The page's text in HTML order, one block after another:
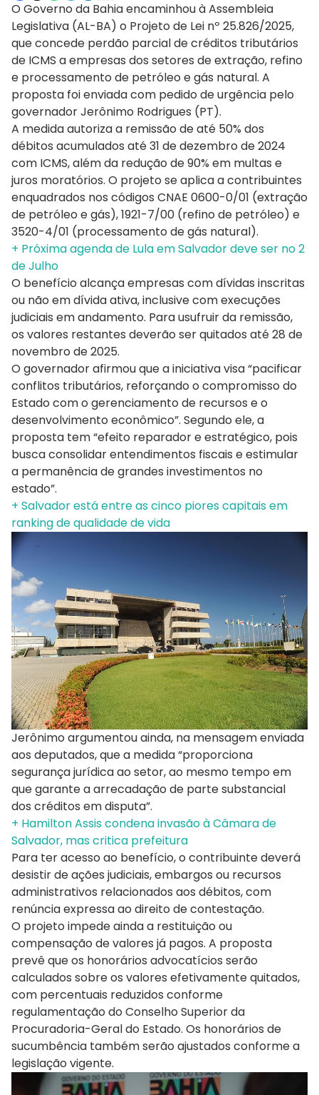
O Governo da Bahia encaminhou à Assembleia
Legislativa (AL-BA) o Projeto de Lei nº 25.826/2025,
que concede perdão parcial de créditos tributários
de ICMS a empresas dos setores de extração, refino
e processamento de petróleo e gás natural. A
proposta foi enviada com pedido de urgência pelo
governador Jerônimo Rodrigues (PT).
A medida autoriza a remissão de até 50% dos
débitos acumulados até 31 de dezembro de 2024
com ICMS, além da redução de 90% em multas e
juros moratórios. O projeto se aplica a contribuintes
enquadrados nos códigos CNAE 0600-0/01 (extração
de petróleo e gás), 1921-7/00 (refino de petróleo) e
3520-4/01 (processamento de gás natural).
+ Próxima agenda de Lula em Salvador deve ser no 2
de Julho
O benefício alcança empresas com dívidas inscritas
ou não em dívida ativa, inclusive com execuções
judiciais em andamento. Para usufruir da remissão,
os valores restantes deverão ser quitados até 28 de
novembro de 2025.
O governador afirmou que a iniciativa visa “pacificar
conflitos tributários, reforçando o compromisso do
Estado com o gerenciamento de recursos e o
desenvolvimento econômico”. Segundo ele, a
proposta tem “efeito reparador e estratégico, pois
busca consolidar entendimentos fiscais e estimular
a permanência de grandes investimentos no
estado”.
+ Salvador está entre as cinco piores capitais em
ranking de qualidade de vida
Jerônimo argumentou ainda, na mensagem enviada
aos deputados, que a medida “proporciona
segurança jurídica ao setor, ao mesmo tempo em
que garante a arrecadação de parte substancial
dos créditos em disputa”.
+ Hamilton Assis condena invasão à Câmara de
Salvador, mas critica prefeitura
Para ter acesso ao benefício, o contribuinte deverá
desistir de ações judiciais, embargos ou recursos
administrativos relacionados aos débitos, com
renúncia expressa ao direito de contestação.
O projeto impede ainda a restituição ou
compensação de valores já pagos. A proposta
prevê que os honorários advocatícios serão
calculados sobre os valores efetivamente quitados,
com percentuais reduzidos conforme
regulamentação do Conselho Superior da
Procuradoria-Geral do Estado. Os honorários de
sucumbência também serão ajustados conforme a
legislação vigente.